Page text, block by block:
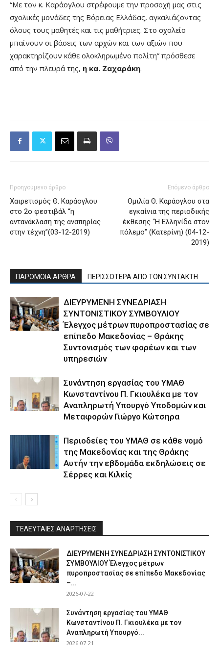
“Με τον κ. Καράογλου στρέφουμε την προσοχή μας στις
σχολικές μονάδες της Βόρειας Ελλάδας, αγκαλιάζοντας
όλους τους μαθητές και τις μαθήτριες. Στο σχολείο
μπαίνουν οι βάσεις των αρχών και των αξιών που
χαρακτηρίζουν κάθε ολοκληρωμένο πολίτη” πρόσθεσε
από την πλευρά της, η κα. Ζαχαράκη.
Προηγούμενο άρθρο
Χαιρετισμός Θ. Καράογλου
στο 2ο φεστιβάλ “η
αντανάκλαση της αναπηρίας
στην τέχνη”(03-12-2019)
Επόμενο άρθρο
Ομιλία Θ. Καράογλου στα
εγκαίνια της περιοδικής
έκθεσης “Η Ελληνίδα στον
πόλεμο” (Κατερίνη) (04-12-
2019)
ΠΑΡΟΜΟΙΑ ΑΡΘΡΑ ΠΕΡΙΣΣΟΤΕΡΑ ΑΠΟ ΤΟΝ ΣΥΝΤΑΚΤΗ
ΔΙΕΥΡΥΜΕΝΗ ΣΥΝΕΔΡΙΑΣΗ
ΣΥΝΤΟΝΙΣΤΙΚΟΥ ΣΥΜΒΟΥΛΙΟΥ
Έλεγχος μέτρων πυροπροστασίας σε
επίπεδο Μακεδονίας – Θράκης
Συντονισμός των φορέων και των
υπηρεσιών
Συνάντηση εργασίας του ΥΜΑΘ
Κωνσταντίνου Π. Γκιουλέκα με τον
Αναπληρωτή Υπουργό Υποδομών και
Μεταφορών Γιώργο Κώτσηρα
Περιοδείες του ΥΜΑΘ σε κάθε νομό
της Μακεδονίας και της Θράκης
Αυτήν την εβδομάδα εκδηλώσεις σε
Σέρρες και Κιλκίς
ΤΕΛΕΥΤΑΙΕΣ ΑΝΑΡΤΗΣΕΙΣ
ΔΙΕΥΡΥΜΕΝΗ ΣΥΝΕΔΡΙΑΣΗ ΣΥΝΤΟΝΙΣΤΙΚΟΥ
ΣΥΜΒΟΥΛΙΟΥ Έλεγχος μέτρων
πυροπροστασίας σε επίπεδο Μακεδονίας
–...
2026-07-22
Συνάντηση εργασίας του ΥΜΑΘ
Κωνσταντίνου Π. Γκιουλέκα με τον
Αναπληρωτή Υπουργό...
2026-07-21